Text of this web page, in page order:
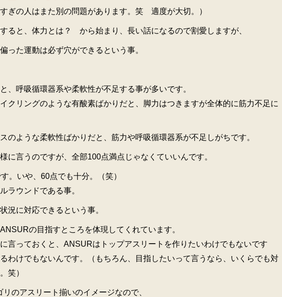
すぎの人はまた別の問題があります。笑 適度が大切。）
ると、体力とは？ から始まり、長い話になるので割愛しますが、
った運動は必ず穴ができるという事。
、呼吸循環器系や柔軟性が不足する事が多いです。
クリングのような有酸素ばかりだと、脚力はつきますが全体的に筋力不足に
のような柔軟性ばかりだと、筋力や呼吸循環器系が不足しがちです。
に言うのですが、全部100点満点じゃなくていいんです。
。いや、60点でも十分。（笑）
ラウンドである事。
況に対応できるという事。
の目指すところを体現してくれています。
言っておくと、ANSURはトップアスリートを作りたいわけでもないです
わけでもないんです。（もちろん、目指したいって言うなら、いくらでも対
笑）
リのアスリート揃いのイメージなので、